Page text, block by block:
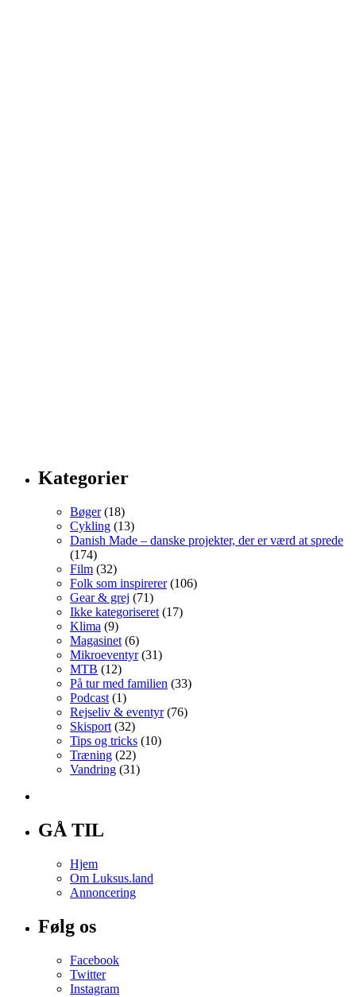
Kategorier
Bøger(18)
Cykling (13)
Danish Made – danske projekter, der er værd at sprede
(174)
Film (32)
Folk som inspirerer(106)
Gear & grej (71)
Ikke kategoriseret (17)
Klima (9)
Magasinet (6)
Mikroeventyr(31)
MTB (12)
På tur med familien (33)
Podcast (1)
Rejseliv & eventyr(76)
Skisport (32)
Tips og tricks (10)
Træning (22)
Vandring (31)
GÅ TIL
Hjem
Om Luksus.land
Annoncering
Følg os
Facebook
Twitter
Instagram